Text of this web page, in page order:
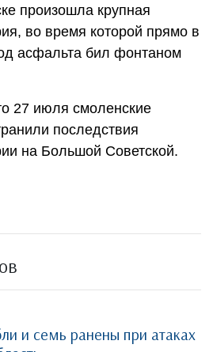
произошла крупная
во время которой прямо в
асфальта бил фонтаном
27 июля смоленские
последствия
на Большой Советской.
и семь ранены при атаках